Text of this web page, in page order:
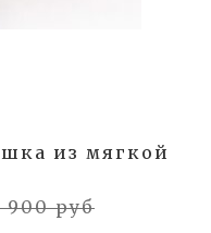
из мягкой
900 руб